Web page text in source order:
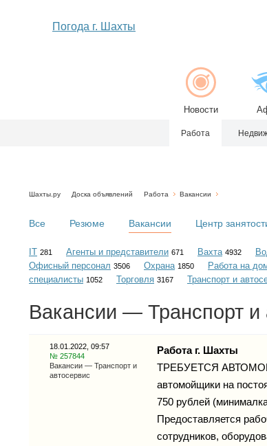
Погода г. Шахты
Новости
Работа
Шахты.ру Доска объявлений Работа Вакансии
Все Резюме Вакансии Центр
IT 281 Агенты и представители 671 Вахта 4932
Офисный персонал 3506 Охрана 1850 Работа на
специалисты 1052 Торговля 3167 Транспорт и
Вакансии — Транспорт и
18.01.2022, 09:57
№ 257844
Вакансии — Транспорт и
автосервис
Работа г. Шахты
ТРЕБУЕТСЯ
автомойщики на
750 рублей
Предоставляется
сотрудников,